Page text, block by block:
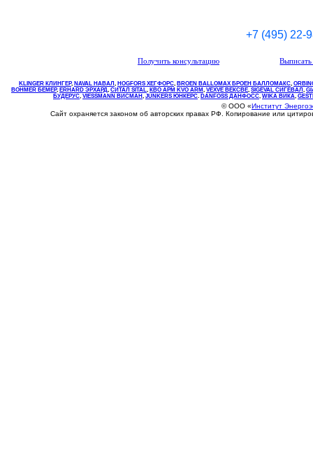
+7 (495) 22-
Получить консультацию
KLINGER КЛИНГЕР, NAVAL НАВАЛ , НOGFORS ХЕГФОРС, BROEN BALLOMAX БРОЕН БАЛЛОМАКС,
BOHMER БЕМЕР, ERHARD ЭРХАРД, СИТАЛ SITAL, КВО АРМ KVO ARM, VEXVE ВЕКСВЕ, SIGEVAL СИГЕВАЛ ,
БУДЕРУС, VIESSMANN ВИСМАН , JUNKERS ЮНКЕРС. DANFOSS ДАНФОСС, WIKA ВИКА,
© ООО «Институт
Сайт охраняется законом об авторских правах РФ. Копирование или